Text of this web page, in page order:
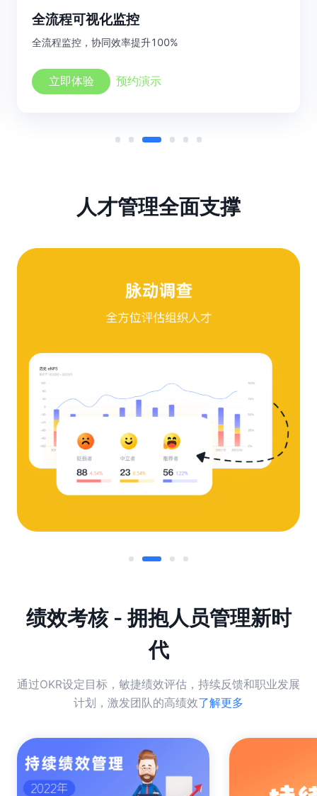
全流程可视化监控
全流程监控，协同效率提升100%
立即体验 预约演示
人才管理全面支撑
绩效考核 - 拥抱人员管理新时
代
通过OKR设定目标，敏捷绩效评估，持续反馈和职业发展
计划，激发团队的高绩效了解更多